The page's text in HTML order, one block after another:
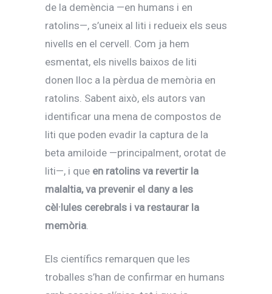
de la demència —en humans i en
ratolins—, s’uneix al liti i redueix els seus
nivells en el cervell. Com ja hem
esmentat, els nivells baixos de liti
donen lloc a la pèrdua de memòria en
ratolins. Sabent això, els autors van
identificar una mena de compostos de
liti que poden evadir la captura de la
beta amiloide —principalment, orotat de
liti—, i que en ratolins va revertir la
malaltia, va prevenir el dany a les
cèl·lules cerebrals i va restaurar la
memòria
Els científics remarquen que les
troballes s’han de confirmar en humans